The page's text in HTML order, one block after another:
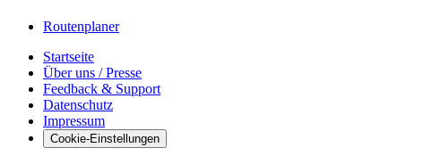
Routenplaner
Startseite
Über uns / Presse
Feedback & Support
Datenschutz
Impressum
Cookie-Einstellungen